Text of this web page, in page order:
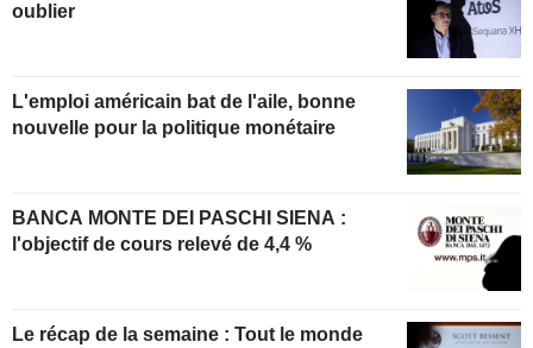
oublier
L'emploi américain bat de l'aile, bonne
nouvelle pour la politique monétaire
BANCA MONTE DEI PASCHI SIENA :
l'objectif de cours relevé de 4,4 %
Le récap de la semaine : Tout le monde